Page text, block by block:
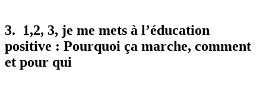
3. 1,2, 3, je me mets à l’éducation
positive : Pourquoi ça marche, comment
et pour qui